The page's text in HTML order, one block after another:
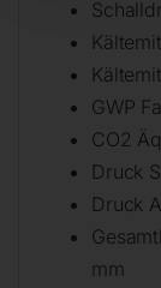
GWP
CO2
Druck
Druck
mm